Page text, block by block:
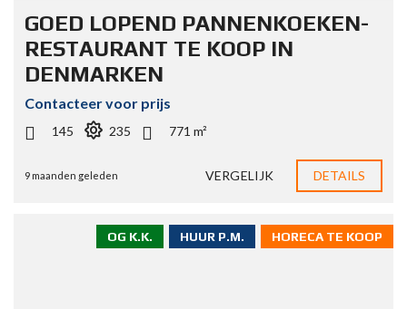
GOED LOPEND PANNENKOEKEN-
RESTAURANT TE KOOP IN
DENMARKEN
Contacteer voor prijs
145 235 771 m²
9 maanden geleden VERGELIJK DETAILS
HORECA TE KOOP
HUUR P.M.
OG K.K.